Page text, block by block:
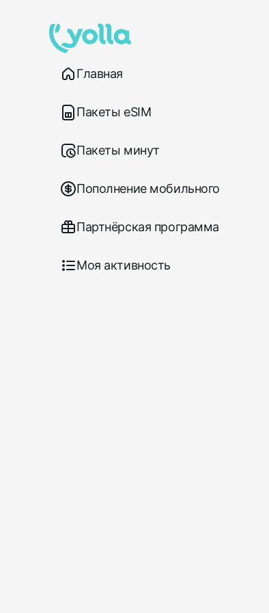
Главная
Пакеты eSIM
Пакеты минут
Пополнение мобильного
Партнёрская программа
Моя активность